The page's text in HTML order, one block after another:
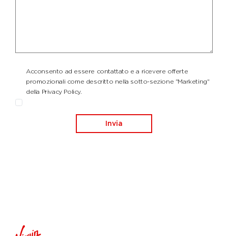
Acconsento ad essere contattato e a ricevere offerte
promozionali come descritto nella sotto-sezione "Marketing"
della Privacy Policy.
Invia